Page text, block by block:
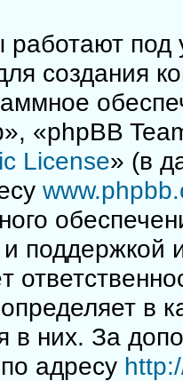
под
создания
«phpBB
License» (в
и поддержкой
в
в них. За
адресу